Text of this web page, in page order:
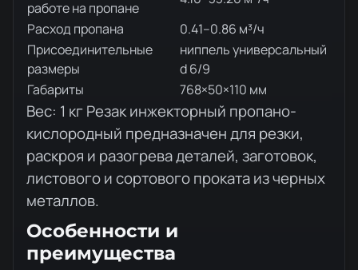
работе на пропане
Расход пропана
0.41–0.86 м³/ч
Присоединительные
размеры
ниппель универсальный
d 6/9
Габариты
768×50×110 мм
Вес: 1 кг Резак инжекторный пропано-
кислородный предназначен для резки,
раскроя и разогрева деталей, заготовок,
листового и сортового проката из черных
металлов.
Особенности и
преимущества